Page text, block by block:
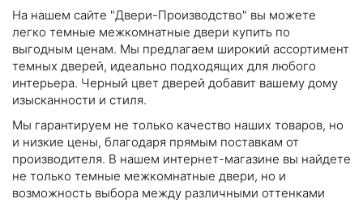
На нашем сайте "Двери-Производство" вы можете
легко темные межкомнатные двери купить по
выгодным ценам. Мы предлагаем широкий ассортимент
темных дверей, идеально подходящих для любого
интерьера. Черный цвет дверей добавит вашему дому
изысканности и стиля.
Мы гарантируем не только качество наших товаров, но
и низкие цены, благодаря прямым поставкам от
производителя. В нашем интернет-магазине вы найдете
не только темные межкомнатные двери, но и
возможность выбора между различными оттенками